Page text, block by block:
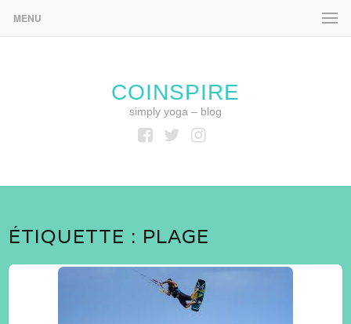
MENU
COINSPIRE
simply yoga – blog
ÉTIQUETTE : PLAGE